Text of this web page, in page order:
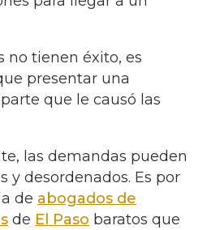
no tienen éxito, es
presentar una
que le causó las
las demandas pueden
y desordenados. Es por
de abogados de
de El Paso baratos que